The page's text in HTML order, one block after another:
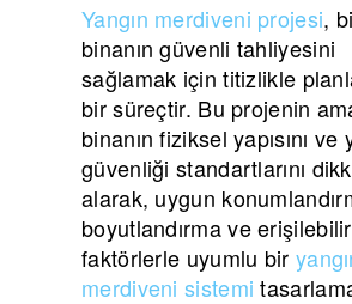
Yangın merdiveni projesi,
binanın güvenli tahliyesini
sağlamak için titizlikle
bir süreçtir. Bu projenin
binanın fiziksel yapısını ve
güvenliği standartlarını
alarak, uygun
boyutlandırma ve
faktörlerle uyumlu bir
merdiveni sistemi